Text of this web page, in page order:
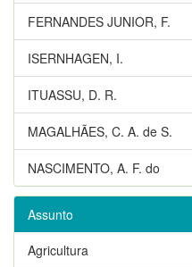
FERNANDES JUNIOR, F.
ISERNHAGEN, I.
ITUASSU, D. R.
MAGALHÃES, C. A. de S.
NASCIMENTO, A. F. do
Assunto
Agricultura